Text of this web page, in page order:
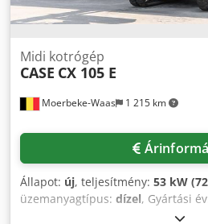
Moerbeke-Waas 1 215 km
Midi kotrógép
CASE CX 105 E
Állapot: új, teljesítmény: 53 kW
üzemanyagtípus: dízel, Gyártási
kg. További információkért